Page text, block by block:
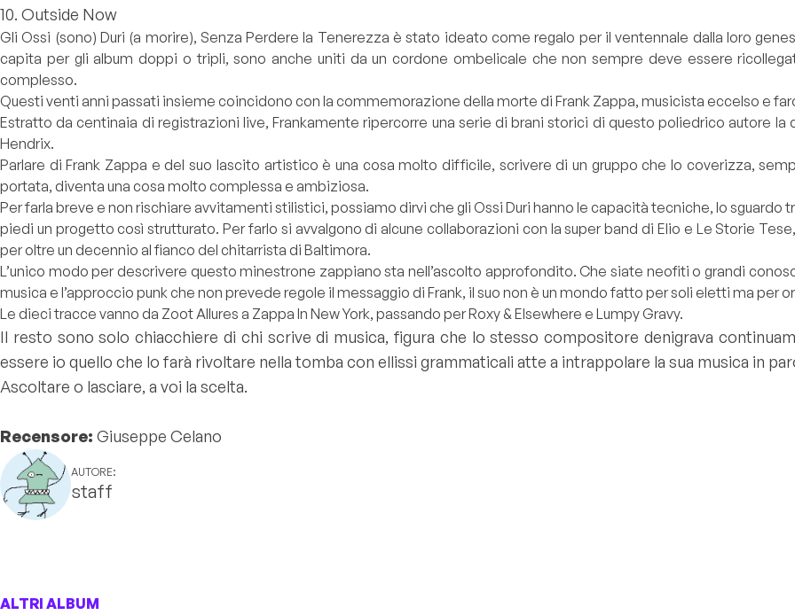
10. Outside Now
Gli Ossi (sono) Duri (a morire), Senza Perdere la Tenerezza è stato ideato come regalo per il ventennale dalla loro
capita per gli album doppi o tripli, sono anche uniti da un cordone ombelicale che non sempre deve essere
complesso.
Questi venti anni passati insieme coincidono con la commemorazione della morte di Frank Zappa, musicista eccelso e
Estratto da centinaia di registrazioni live, Frankamente ripercorre una serie di brani storici di questo poliedrico autore
Hendrix.
Parlare di Frank Zappa e del suo lascito artistico è una cosa molto difficile, scrivere di un gruppo che lo coverizza,
portata, diventa una cosa molto complessa e ambiziosa.
Per farla breve e non rischiare avvitamenti stilistici, possiamo dirvi che gli Ossi Duri hanno le capacità tecniche, lo
piedi un progetto così strutturato. Per farlo si avvalgono di alcune collaborazioni con la super band di Elio e Le Storie
per oltre un decennio al fianco del chitarrista di Baltimora.
L’unico modo per descrivere questo minestrone zappiano sta nell’ascolto approfondito. Che siate neofiti o grandi
musica e l’approccio punk che non prevede regole il messaggio di Frank, il suo non è un mondo fatto per soli eletti ma per
Le dieci tracce vanno da Zoot Allures a Zappa In New York, passando per Roxy & Elsewhere e Lumpy Gravy.
Il resto sono solo chiacchiere di chi scrive di musica, figura che lo stesso compositore denigrava
essere io quello che lo farà rivoltare nella tomba con ellissi grammaticali atte a intrappolare la sua musica in
Ascoltare o lasciare, a voi la scelta.
Recensore: Giuseppe Celano
AUTORE:
staff
ALTRI ALBUM